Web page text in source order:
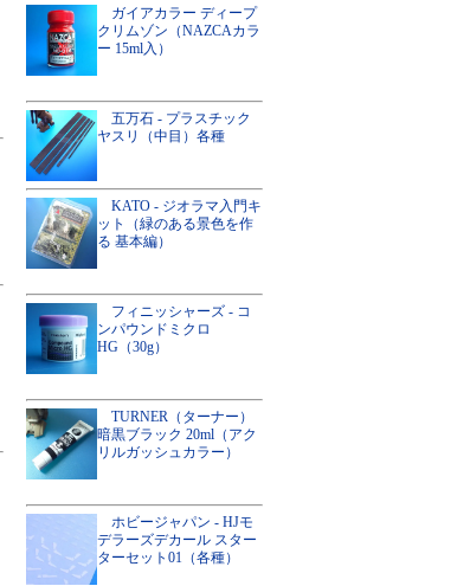
ガイアカラー ディープ
クリムゾン（NAZCAカラ
ー 15ml入）
五万石 - プラスチック
ヤスリ（中目）各種
KATO - ジオラマ入門キ
ット（緑のある景色を作
る 基本編）
フィニッシャーズ - コ
ンパウンドミクロ
HG（30g）
TURNER（ターナー）
暗黒ブラック 20ml（アク
リルガッシュカラー）
ホビージャパン - HJモ
デラーズデカール スター
ターセット01（各種）